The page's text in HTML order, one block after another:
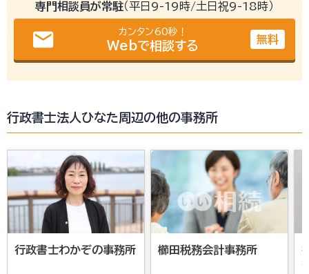
専門相談員が常駐（平日9-19時/土日祝9-18時）
email カンタン60秒！
Webで相談する 無料
行政書士法人ひなた周辺の他の事務所
行政書士わかぞの事務所 櫛田税務会計事務所